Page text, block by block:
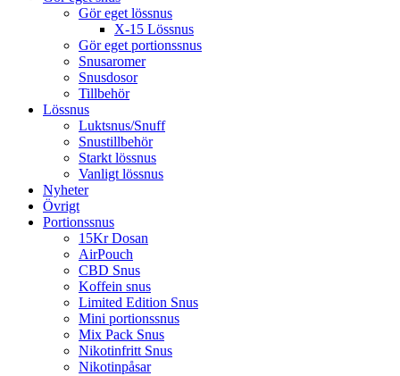
Gör eget lössnus
X-15 Lössnus
Gör eget portionssnus
Snusaromer
Snusdosor
Tillbehör
Lössnus
Luktsnus/Snuff
Snustillbehör
Starkt lössnus
Vanligt lössnus
Nyheter
Övrigt
Portionssnus
15Kr Dosan
AirPouch
CBD Snus
Koffein snus
Limited Edition Snus
Mini portionssnus
Mix Pack Snus
Nikotinfritt Snus
Nikotinpåsar